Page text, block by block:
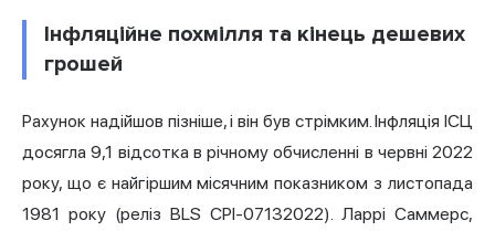
Інфляційне похмілля та кінець дешевих
грошей
Рахунок надійшов пізніше, і він був стрімким. Інфляція ІСЦ
досягла 9,1 відсотка в річному обчисленні в червні 2022
року, що є найгіршим місячним показником з листопада
1981 року (реліз BLS CPI-07132022). Ларрі Саммерс,